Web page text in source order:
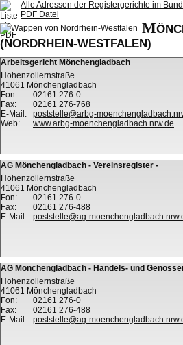
Alle Adressen der Registergerichte im
PDF Datei
M
(NORDRHEIN-WESTFALEN)
Arbeitsgericht Mönchengladbach
Hohenzollernstraße
41061 Mönchengladbach
Fon:
02161 276-0
Fax:
02161 276-768
E-Mail:
poststelle@arbg-
Web:
www.arbg-moenchengladbach.nrw.de
AG Mönchengladbach - Vereinsregister -
Hohenzollernstraße
41061 Mönchengladbach
Fon:
02161 276-0
Fax:
02161 276-488
E-Mail:
poststelle@ag-
AG Mönchengladbach - Handels- und
Hohenzollernstraße
41061 Mönchengladbach
Fon:
02161 276-0
Fax:
02161 276-488
E-Mail:
poststelle@ag-